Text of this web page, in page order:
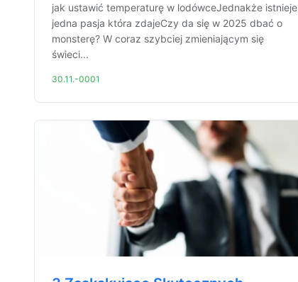
jak ustawić temperaturę w lodówceJednakże istnieje
jedna pasja która zdajeCzy da się w 2025 dbać o
monsterę? W coraz szybciej zmieniającym się
świeci...
30.11.-0001